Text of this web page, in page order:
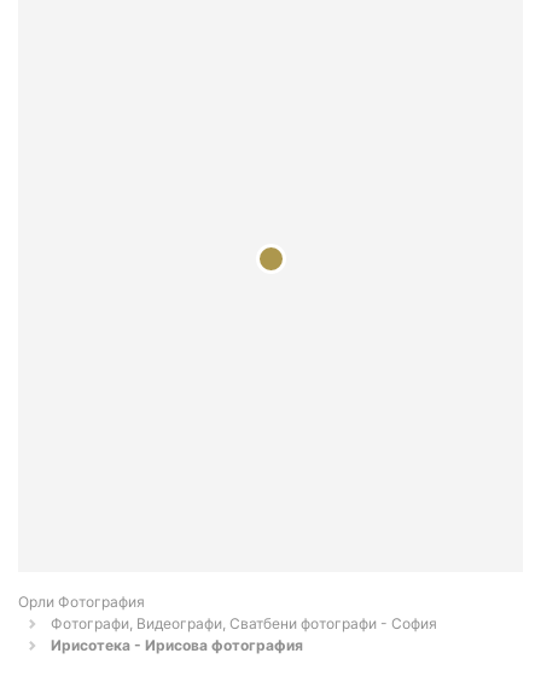
Орли Фотография
Фотографи, Видеографи, Сватбени фотографи - София
Ирисотека - Ирисова фотография